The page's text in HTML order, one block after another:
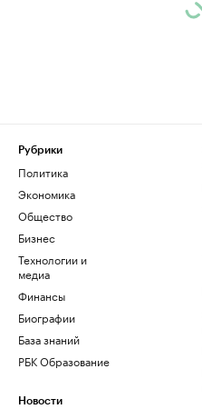
Рубрики
Политика
Экономика
Общество
Бизнес
Технологии и
медиа
Финансы
Биографии
База знаний
РБК Образование
Новости